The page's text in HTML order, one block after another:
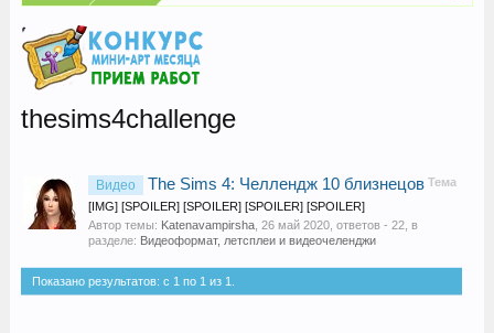
thesims4challenge
Тема
Видео The Sims 4: Челлендж 10 близнецов
[IMG] [SPOILER] [SPOILER] [SPOILER] [SPOILER]
Автор темы: Katenavampirsha, 26 май 2020, ответов - 22, в
разделе: Видеоформат, летсплеи и видеочеленджи
Показано результатов: с 1 по 1 из 1.